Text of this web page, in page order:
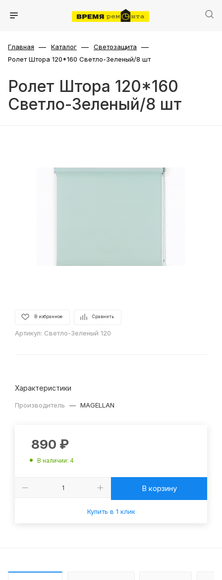
Главная — Каталог — Светозащита —
Ролет Штора 120*160 Светло-Зеленый/8 шт
Ролет Штора 120*160
Светло-Зеленый/8 шт
В избранное Сравнить
Артикул: Светло-Зеленый 120
Характеристики
Производитель — MAGELLAN
890 ₽
В наличии: 4
В корзину
Купить в 1 клик